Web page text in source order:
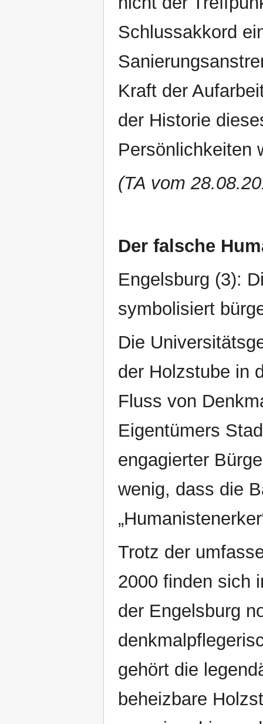
Schlussakkord
Kraft der
der Historie
Persönlichkeiten
(TA vom
Der falsche
Engelsburg (3):
symbolisiert
Die
der Holzstube in
Fluss von
Eigentümers
engagierter
wenig, dass die
Trotz der
2000 finden sich
der Engelsburg
gehört die
beheizbare